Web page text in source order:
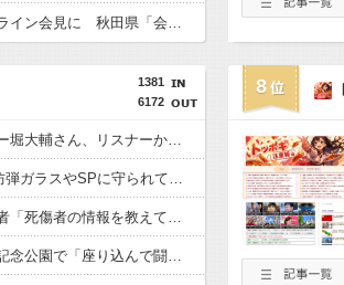
職員がバスローブ姿でオンライン会見に 秋田県「会見の対応に問題があった」
1381
6172
【悲報】ショートスリーパー堀大輔さん、リスナーから「寝たほうがいい！」と言われてガチギレし炎上 → 高須幹也医師の医学的アドバイスに激昂 ｗｗｗｗｗｗｗｗｗ
【悲報】X民「高市総理が防弾ガラスやSPに守られてながら平和式典でスピーチして「広島から出て行け！と何度も叫ばれるような人！」 ← 突っ込み殺到 ………
【熊本地震】毎日新聞の記者「死傷者の情報を教えて！」 → 企業「個人情報は控えます！」 → 記「年代は？特定につながらないでしょ？教えてよ？教えてよ？」
【悲報】極左活動家、平和記念公園で「座り込んで闘う！」と意気込むも… → 警察に完全排除されてしまう ………
8